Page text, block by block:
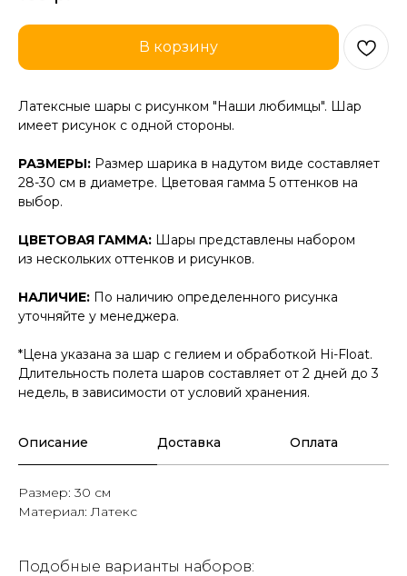
В корзину
Латексные шары с рисунком "Наши любимцы". Шар
имеет рисунок с одной стороны.
РАЗМЕРЫ: Размер шарика в надутом виде составляет
28-30 см в диаметре. Цветовая гамма 5 оттенков на
выбор.
ЦВЕТОВАЯ ГАММА: Шары представлены набором
из нескольких оттенков и рисунков.
НАЛИЧИЕ: По наличию определенного рисунка
уточняйте у менеджера.
*Цена указана за шар с гелием и обработкой Hi-Float.
Длительность полета шаров составляет от 2 дней до 3
недель, в зависимости от условий хранения.
Описание Доставка Оплата
Размер: 30 см
Материал: Латекс
Подобные варианты наборов: